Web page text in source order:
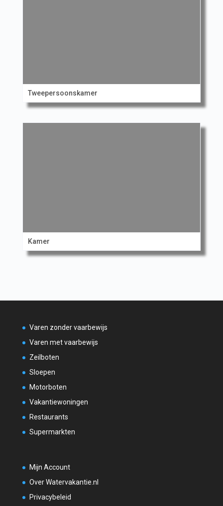
Tweepersoonskamer
Kamer
Varen zonder vaarbewijs
Varen met vaarbewijs
Zeilboten
Sloepen
Motorboten
Vakantiewoningen
Restaurants
Supermarkten
Mijn Account
Over Watervakantie.nl
Privacybeleid